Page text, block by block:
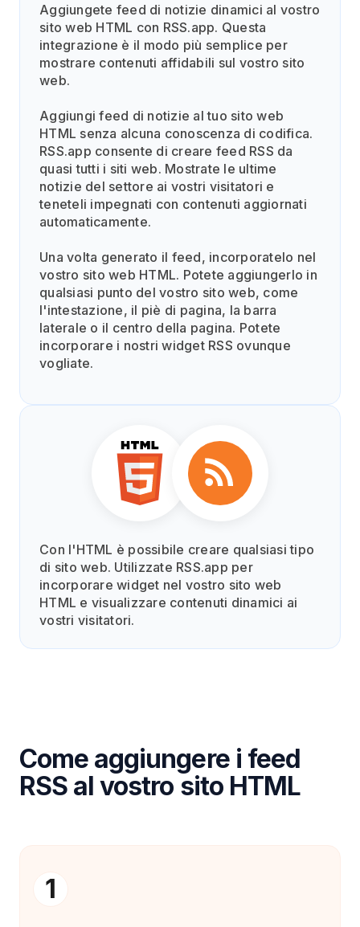
Aggiungete feed di notizie dinamici al vostro
sito web HTML con RSS.app. Questa
integrazione è il modo più semplice per
mostrare contenuti affidabili sul vostro sito
web.
Aggiungi feed di notizie al tuo sito web
HTML senza alcuna conoscenza di codifica.
RSS.app consente di creare feed RSS da
quasi tutti i siti web. Mostrate le ultime
notizie del settore ai vostri visitatori e
teneteli impegnati con contenuti aggiornati
automaticamente.
Una volta generato il feed, incorporatelo nel
vostro sito web HTML. Potete aggiungerlo in
qualsiasi punto del vostro sito web, come
l'intestazione, il piè di pagina, la barra
laterale o il centro della pagina. Potete
incorporare i nostri widget RSS ovunque
vogliate.
Con l'HTML è possibile creare qualsiasi tipo
di sito web. Utilizzate RSS.app per
incorporare widget nel vostro sito web
HTML e visualizzare contenuti dinamici ai
vostri visitatori.
Come aggiungere i feed
RSS al vostro sito HTML
1